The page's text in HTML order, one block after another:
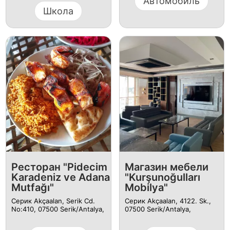
Школа
Ресторан "Pidecim
Karadeniz ve Adana
Mutfağı"
Серик Akçaalan, Serik Cd.
No:410, 07500 Serik/Antalya,
Магазин мебели
"Kurşunoğulları
Mobilya"
Серик Akçaalan, 4122. Sk.,
07500 Serik/Antalya,